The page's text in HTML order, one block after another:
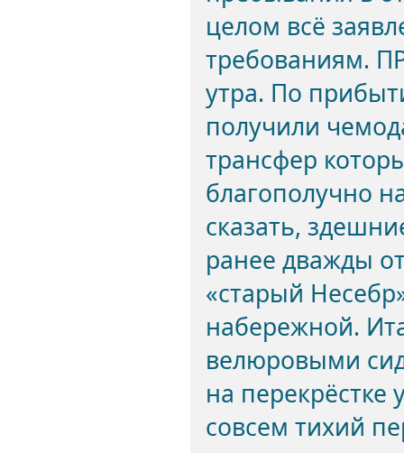
целом всё
требованиям.
утра. По
получили
трансфер
благополучно
сказать,
ранее дважды
«старый
набережной.
велюровыми
на перекрёстке
совсем тихий